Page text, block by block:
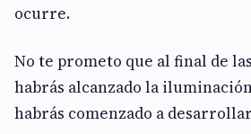
ocurre.
No te prometo que al final de
habrás alcanzado la
habrás comenzado a